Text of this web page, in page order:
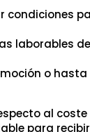
condiciones
laborables
o
al
para